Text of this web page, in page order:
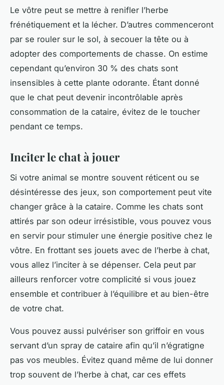
Le vôtre peut se mettre à renifler l’herbe
frénétiquement et la lécher. D’autres commenceront
par se rouler sur le sol, à secouer la tête ou à
adopter des comportements de chasse. On estime
cependant qu’environ 30 % des chats sont
insensibles à cette plante odorante. Étant donné
que le chat peut devenir incontrôlable après
consommation de la cataire, évitez de le toucher
pendant ce temps.
Inciter le chat à jouer
Si votre animal se montre souvent réticent ou se
désintéresse des jeux, son comportement peut vite
changer grâce à la cataire. Comme les chats sont
attirés par son odeur irrésistible, vous pouvez vous
en servir pour stimuler une énergie positive chez le
vôtre. En frottant ses jouets avec de l’herbe à chat,
vous allez l’inciter à se dépenser. Cela peut par
ailleurs renforcer votre complicité si vous jouez
ensemble et contribuer à l’équilibre et au bien-être
de votre chat.
Vous pouvez aussi pulvériser son griffoir en vous
servant d’un spray de cataire afin qu’il n’égratigne
pas vos meubles. Évitez quand même de lui donner
trop souvent de l’herbe à chat, car ces effets